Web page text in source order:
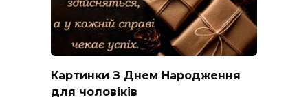
Картинки З Днем Народження
для чоловіків​